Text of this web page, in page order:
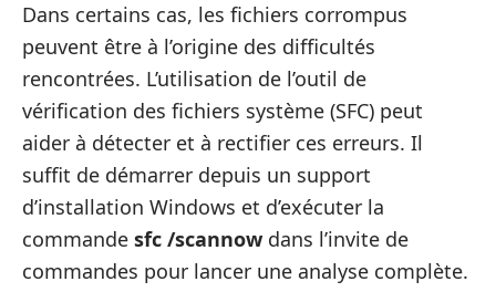
Dans certains cas, les fichiers corrompus
peuvent être à l’origine des difficultés
rencontrées. L’utilisation de l’outil de
vérification des fichiers système (SFC) peut
aider à détecter et à rectifier ces erreurs. Il
suffit de démarrer depuis un support
d’installation Windows et d’exécuter la
commande sfc /scannow dans l’invite de
commandes pour lancer une analyse complète.